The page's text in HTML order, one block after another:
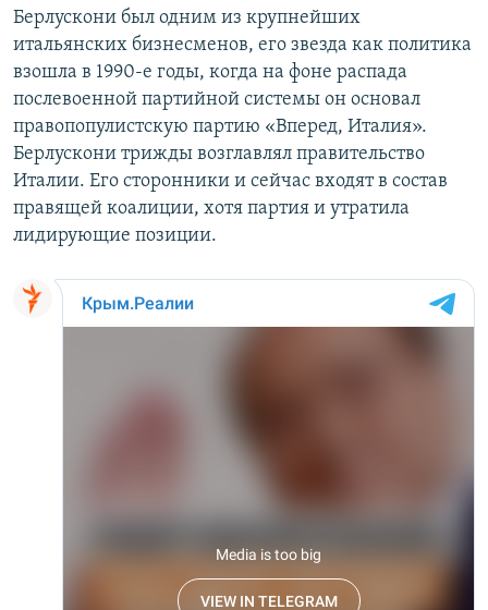
Берлускони был одним из крупнейших
итальянских бизнесменов, его звезда как политика
взошла в 1990-е годы, когда на фоне распада
послевоенной партийной системы он основал
правопопулистскую партию «Вперед, Италия».
Берлускони трижды возглавлял правительство
Италии. Его сторонники и сейчас входят в состав
правящей коалиции, хотя партия и утратила
лидирующие позиции.